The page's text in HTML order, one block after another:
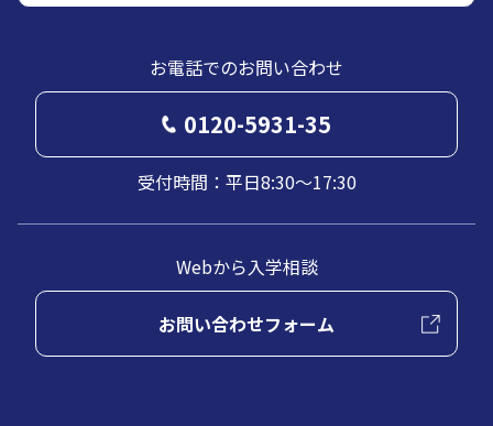
お電話でのお問い合わせ
0120-5931-35
受付時間：平日8:30～17:30
Webから入学相談
お問い合わせフォーム